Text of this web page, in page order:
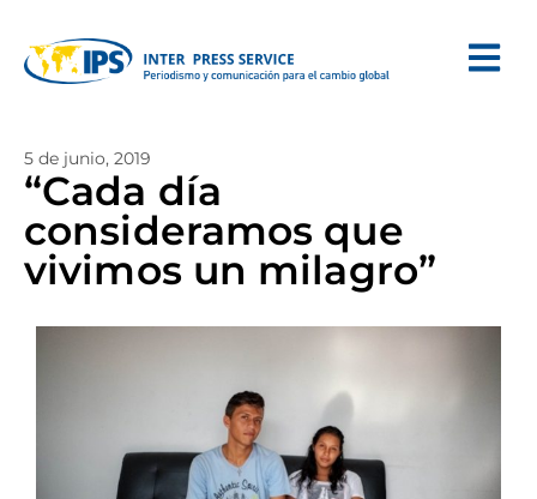
5 de junio, 2019
“Cada día
consideramos que
vivimos un milagro”